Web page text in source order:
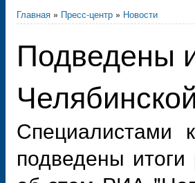
Главная » Пресс-центр » Новости
Подведены
Специалистами
подведены